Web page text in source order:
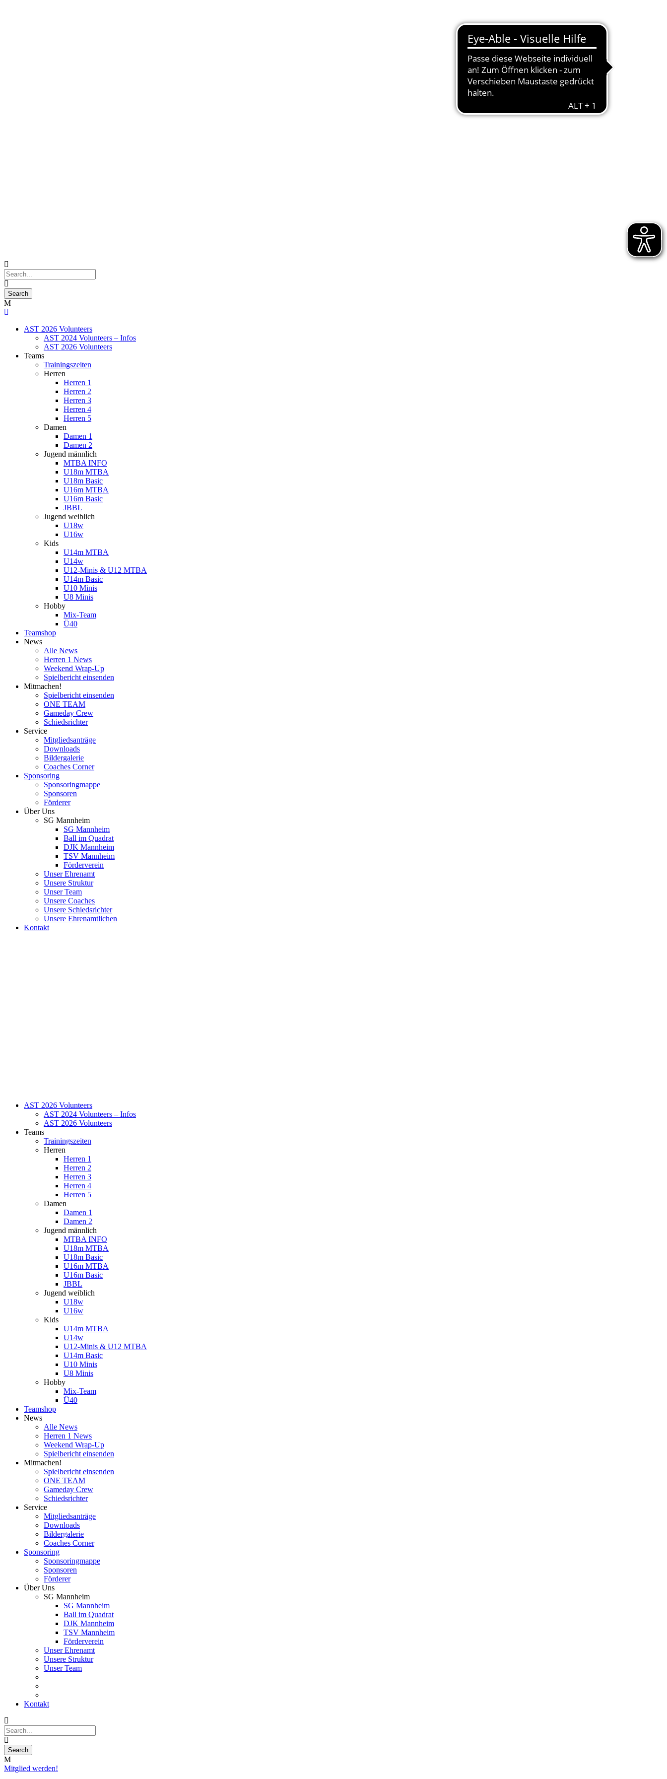
AST 2026 Volunteers
AST 2024 Volunteers – Infos
AST 2026 Volunteers
Teams
Trainingszeiten
Herren
Herren 1
Herren 2
Herren 3
Herren 4
Herren 5
Damen
Damen 1
Damen 2
Jugend männlich
MTBA INFO
U18m MTBA
U18m Basic
U16m MTBA
U16m Basic
JBBL
Jugend weiblich
U18w
U16w
Kids
U14m MTBA
U14w
U12-Minis & U12 MTBA
U14m Basic
U10 Minis
U8 Minis
Hobby
Mix-Team
Ü40
Teamshop
News
Alle News
Herren 1 News
Weekend Wrap-Up
Spielbericht einsenden
Mitmachen!
Spielbericht einsenden
ONE TEAM
Gameday Crew
Schiedsrichter
Service
Mitgliedsanträge
Downloads
Bildergalerie
Coaches Corner
Sponsoring
Sponsoringmappe
Sponsoren
Förderer
Über Uns
SG Mannheim
SG Mannheim
Ball im Quadrat
DJK Mannheim
TSV Mannheim
Förderverein
Unser Ehrenamt
Unsere Struktur
Unser Team
Unsere Coaches
Unsere Schiedsrichter
Unsere Ehrenamtlichen
Kontakt
AST 2026 Volunteers
AST 2024 Volunteers – Infos
AST 2026 Volunteers
Teams
Trainingszeiten
Herren
Herren 1
Herren 2
Herren 3
Herren 4
Herren 5
Damen
Damen 1
Damen 2
Jugend männlich
MTBA INFO
U18m MTBA
U18m Basic
U16m MTBA
U16m Basic
JBBL
Jugend weiblich
U18w
U16w
Kids
U14m MTBA
U14w
U12-Minis & U12 MTBA
U14m Basic
U10 Minis
U8 Minis
Hobby
Mix-Team
Ü40
Teamshop
News
Alle News
Herren 1 News
Weekend Wrap-Up
Spielbericht einsenden
Mitmachen!
Spielbericht einsenden
ONE TEAM
Gameday Crew
Schiedsrichter
Service
Mitgliedsanträge
Downloads
Bildergalerie
Coaches Corner
Sponsoring
Sponsoringmappe
Sponsoren
Förderer
Über Uns
SG Mannheim
SG Mannheim
Ball im Quadrat
DJK Mannheim
TSV Mannheim
Förderverein
Unser Ehrenamt
Unsere Struktur
Unser Team
Kontakt
Mitglied werden!